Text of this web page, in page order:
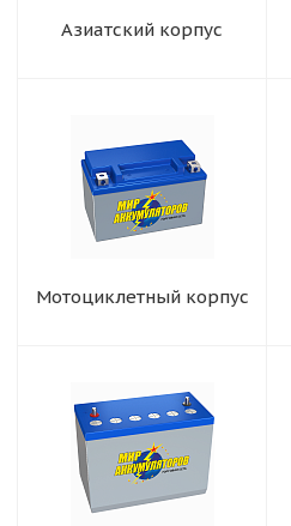
Азиатский корпус
Мотоциклетный корпус